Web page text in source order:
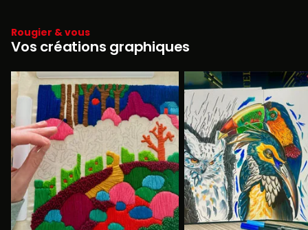
Rougier & vous
Vos créations graphiques